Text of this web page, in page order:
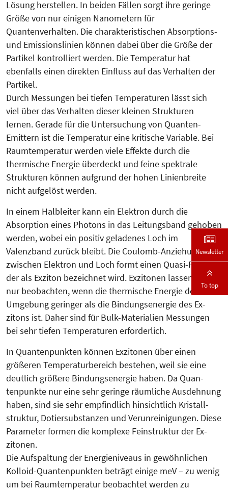
Lösung herstellen. In beiden Fällen sorgt ihre geringe
Größe von nur einigen Nanometern für
Quantenverhalten. Die charakteristischen Absorptions-
und Emissionslinien können dabei über die Größe der
Partikel kontrolliert werden. Die Temperatur hat
ebenfalls einen direkten Einfluss auf das Verhalten der
Partikel.
Durch Messungen bei tiefen Tem­pe­raturen lässt sich
viel über das Ver­halten dieser kleinen Struk­tu­ren
lernen. Gerade für die Unter­suchung von Quanten-
Emittern ist die Temperatur eine kritische Va­ria­b­le. Bei
Raumtemperatur werden viele Effekte durch die
thermische Energie überdeckt und feine spektrale
Strukturen können aufgrund der hohen Linienbreite
nicht aufgelöst werden.
In einem Halbleiter kann ein Elektron durch die
Absorption eines Photons in das Leitungsband gehoben
werden, wobei ein positiv geladenes Loch im
Valenzband zurück bleibt. Die Coulomb-Anziehung
zwischen Elek­tron und Loch formt einen Quasi-Par­tikel,
der als Exziton be­zeich­net wird. Exzitonen lassen sich
nur be­obachten, wenn die thermi­sche Ener­gie der
Umgebung geringer als die Bindungsenergie des Ex­
zitons ist. Da­her sind für Bulk-Ma­terialien Mes­sungen
bei sehr tiefen Tem­peraturen erforderlich.
In Quantenpunkten können Exzitonen über einen
größeren Temperaturbereich bestehen, weil sie eine
deutlich größere Bindungsenergie haben. Da Quan­
tenpunkte nur eine sehr geringe räumliche Ausdehnung
haben, sind sie sehr empfindlich hinsichtlich Kris­tall­
struk­tur, Dotiersubstanzen und Ver­un­­­reinigungen. Diese
Para­meter formen die komplexe Fein­struktur der Ex­
zitonen.
Die Aufspaltung der Energieniveaus in gewöhnlichen
Kolloid-Quantenpunk­ten beträgt einige meV – zu wenig
um bei Raumtemperatur beobachtet werden zu
Newsletter
To top